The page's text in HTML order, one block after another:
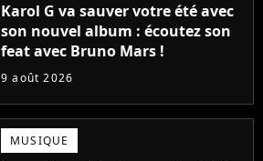
Karol G va sauver votre été avec
son nouvel album : écoutez son
feat avec Bruno Mars !
9 août 2026
MUSIQUE